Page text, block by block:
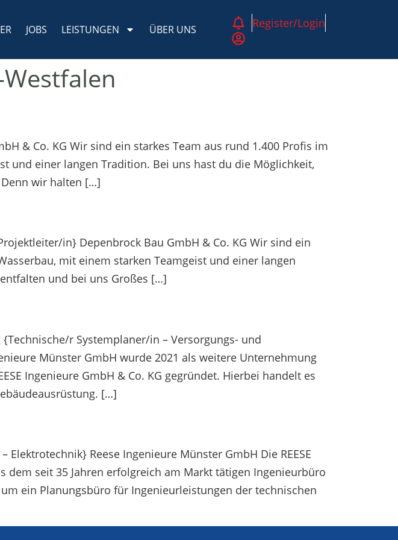
JOBS LEISTUNGEN ÜBER UNS Register/Login
& Co. KG Wir sind ein starkes Team aus rund 1.400 Profis im
und einer langen Tradition. Bei uns hast du die Möglichkeit,
wir halten […]
in} Depenbrock Bau GmbH & Co. KG Wir sind ein
mit einem starken Teamgeist und einer langen
und bei uns Großes […]
r Systemplaner/in – Versorgungs- und
Münster GmbH wurde 2021 als weitere Unternehmung
Ingenieure GmbH & Co. KG gegründet. Hierbei handelt es
[…]
Reese Ingenieure Münster GmbH Die REESE
seit 35 Jahren erfolgreich am Markt tätigen Ingenieurbüro
ein Planungsbüro für Ingenieurleistungen der technischen